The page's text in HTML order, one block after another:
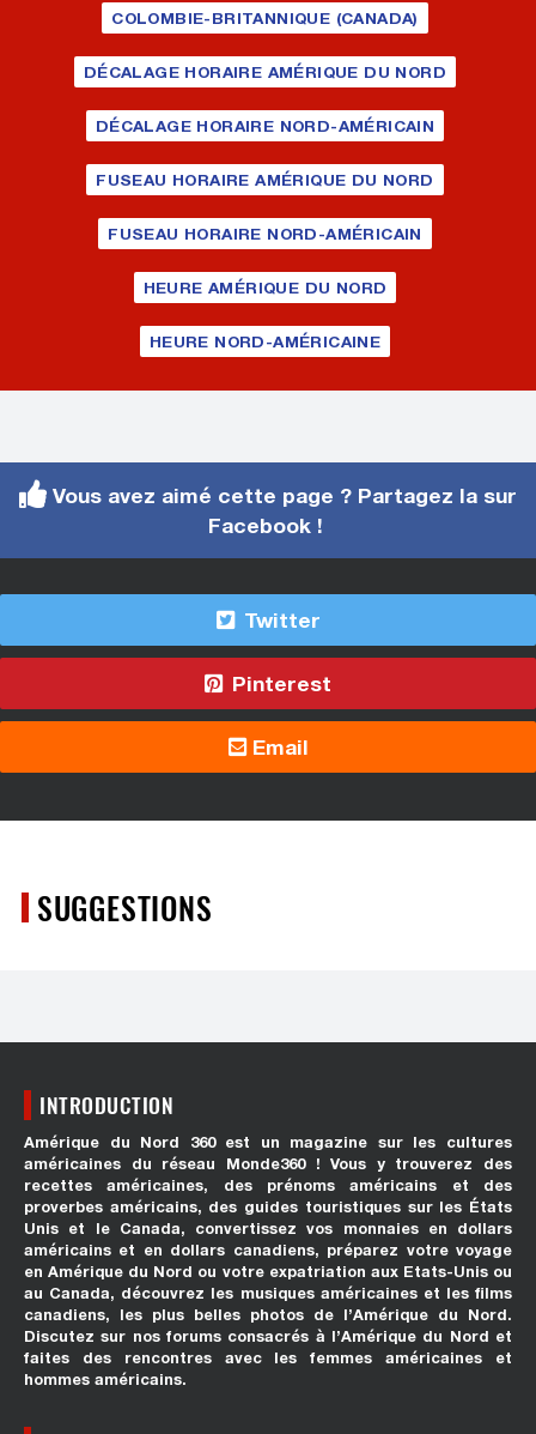
COLOMBIE-BRITANNIQUE (CANADA)
DÉCALAGE HORAIRE AMÉRIQUE DU NORD
DÉCALAGE HORAIRE NORD-AMÉRICAIN
FUSEAU HORAIRE AMÉRIQUE DU NORD
FUSEAU HORAIRE NORD-AMÉRICAIN
HEURE AMÉRIQUE DU NORD
HEURE NORD-AMÉRICAINE
Vous avez aimé cette page ? Partagez la sur
Facebook !
Twitter
Pinterest
Email
SUGGESTIONS
INTRODUCTION
Amérique du Nord 360 est un magazine sur les cultures
américaines du réseau Monde360 ! Vous y trouverez des
recettes américaines, des prénoms américains et des
proverbes américains, des guides touristiques sur les États
Unis et le Canada, convertissez vos monnaies en dollars
américains et en dollars canadiens, préparez votre voyage
en Amérique du Nord ou votre expatriation aux Etats-Unis ou
au Canada, découvrez les musiques américaines et les films
canadiens, les plus belles photos de l’Amérique du Nord.
Discutez sur nos forums consacrés à l’Amérique du Nord et
faites des rencontres avec les femmes américaines et
hommes américains.